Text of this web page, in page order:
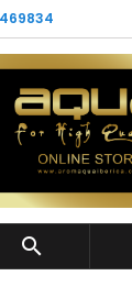
